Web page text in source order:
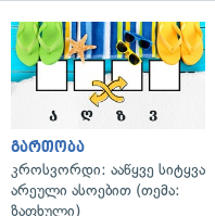
გართობა
კროსვორდი: ააწყვე სიტყვა
არეული ასოებით (თემა:
ზაფხული)